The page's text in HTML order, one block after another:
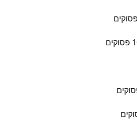
פסוקים
פסוקים